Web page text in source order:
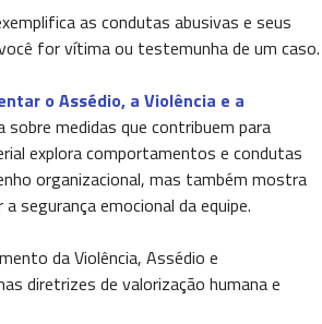
as condutas abusivas e seus
for vítima ou testemunha de um caso.
o Assédio, a Violência e a
medidas que contribuem para
explora comportamentos e condutas
organizacional, mas também mostra
segurança emocional da equipe.
da Violência, Assédio e
diretrizes de valorização humana e